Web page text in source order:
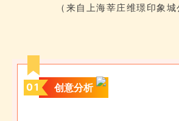
（来自上海莘庄维璟印象城
01 创意分析